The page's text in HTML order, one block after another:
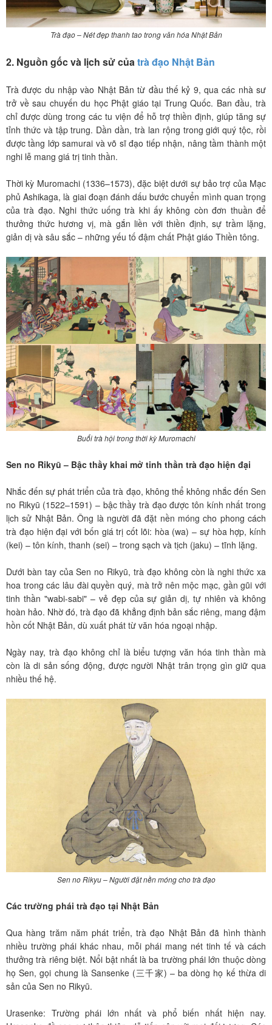
Trà đạo – Nét đẹp thanh tao trong văn hóa Nhật Bản
2. Nguồn gốc và lịch sử củatrà đạo Nhật Bản
Trà được du nhập vào Nhật Bản từ đầu thế kỷ 9, qua các nhà sư
trở về sau chuyến du học Phật giáo tại Trung Quốc. Ban đầu, trà
chỉ được dùng trong các tu viện để hỗ trợ thiền định, giúp tăng sự
tỉnh thức và tập trung. Dần dần, trà lan rộng trong giới quý tộc, rồi
được tầng lớp samurai và võ sĩ đạo tiếp nhận, nâng tầm thành một
nghi lễ mang giá trị tinh thần.
Thời kỳ Muromachi (1336–1573), đặc biệt dưới sự bảo trợ của Mạc
phủ Ashikaga, là giai đoạn đánh dấu bước chuyển mình quan trọng
của trà đạo. Nghi thức uống trà khi ấy không còn đơn thuần để
thưởng thức hương vị, mà gắn liền với thiền định, sự trầm lặng,
giản dị và sâu sắc – những yếu tố đậm chất Phật giáo Thiền tông.
Buổi trà hội trong thời kỳ Muromachi
Sen no Rikyū – Bậc thầy khai mở tinh thần trà đạo hiện đại
Nhắc đến sự phát triển của trà đạo, không thể không nhắc đến Sen
no Rikyū (1522–1591) – bậc thầy trà đạo được tôn kính nhất trong
lịch sử Nhật Bản. Ông là người đã đặt nền móng cho phong cách
trà đạo hiện đại với bốn giá trị cốt lõi: hòa (wa) – sự hòa hợp, kính
(kei) – tôn kính, thanh (sei) – trong sạch và tịch (jaku) – tĩnh lặng.
Dưới bàn tay của Sen no Rikyū, trà đạo không còn là nghi thức xa
hoa trong các lâu đài quyền quý, mà trở nên mộc mạc, gần gũi với
tinh thần "wabi-sabi" – vẻ đẹp của sự giản dị, tự nhiên và không
hoàn hảo. Nhờ đó, trà đạo đã khẳng định bản sắc riêng, mang đậm
hồn cốt Nhật Bản, dù xuất phát từ văn hóa ngoại nhập.
Ngày nay, trà đạo không chỉ là biểu tượng văn hóa tinh thần mà
còn là di sản sống động, được người Nhật trân trọng gìn giữ qua
nhiều thế hệ.
Sen no Rikyu – Người đặt nền móng cho trà đạo
Các trường phái trà đạo tại Nhật Bản
Qua hàng trăm năm phát triển, trà đạo Nhật Bản đã hình thành
nhiều trường phái khác nhau, mỗi phái mang nét tinh tế và cách
thưởng trà riêng biệt. Nổi bật nhất là ba trường phái lớn thuộc dòng
họ Sen, gọi chung là Sansenke (三千家) – ba dòng họ kế thừa di
sản của Sen no Rikyū.
Urasenke: Trường phái lớn nhất và phổ biến nhất hiện nay.